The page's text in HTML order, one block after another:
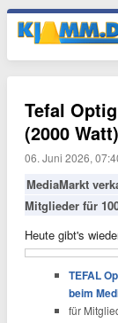
Tefal
(2000
06. Juni 2026,
MediaMarkt
Mitglieder für
Heute gibt's
TEFAL
beim
für